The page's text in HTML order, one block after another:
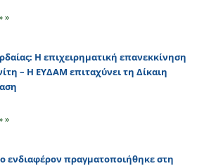
»
Η επιχειρηματική επανεκκίνηση
– Η ΕΥΔΑΜ επιταχύνει τη Δίκαιη
»
ενδιαφέρον πραγματοποιήθηκε στη